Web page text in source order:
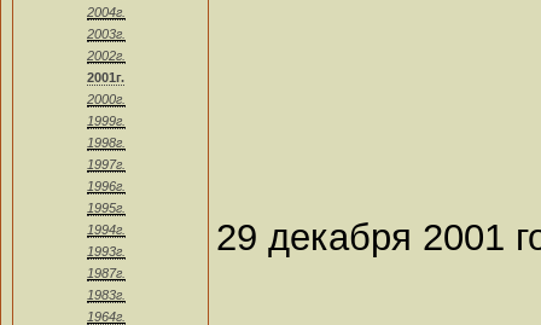
2004г.
2003г.
2002г.
2001г.
2000г.
1999г.
1998г.
1997г.
1996г.
1995г.
1994г.
1993г.
1987г.
1983г.
1964г.
29 декабря 2001